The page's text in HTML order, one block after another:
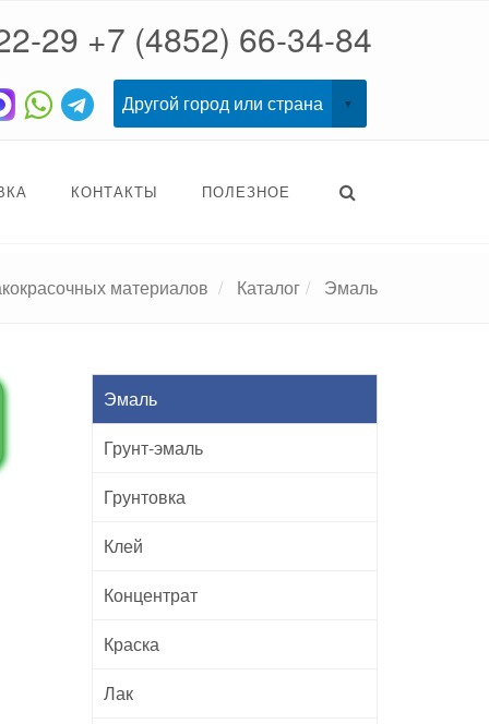
29 +7 (4852) 66-34-84
КОНТАКТЫ ПОЛЕЗНОЕ
материалов Каталог Эмаль
Эмаль
Грунт-эмаль
Грунтовка
Клей
Концентрат
Краска
Лак